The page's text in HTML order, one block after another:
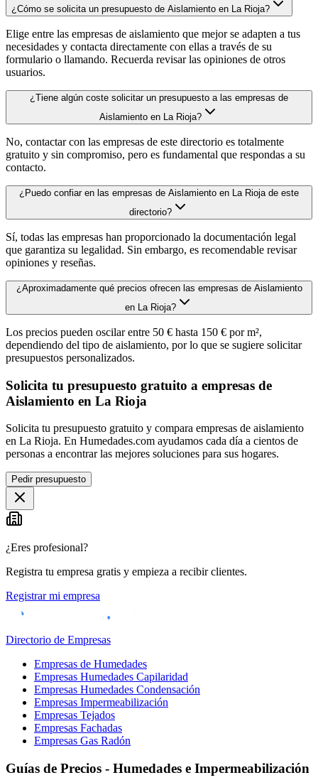
¿Cómo se solicita un presupuesto de Aislamiento en La Rioja?
Elige entre las empresas de aislamiento que mejor se adapten a tus
necesidades y contacta directamente con ellas a través de su
formulario o llamando. Recuerda revisar las opiniones de otros
usuarios.
¿Tiene algún coste solicitar un presupuesto a las empresas de
Aislamiento en La Rioja?
No, contactar con las empresas de este directorio es totalmente
gratuito y sin compromiso, pero es fundamental que respondas a su
contacto.
¿Puedo confiar en las empresas de Aislamiento en La Rioja de este
directorio?
Sí, todas las empresas han proporcionado la documentación legal
que garantiza su legalidad. Sin embargo, es recomendable revisar
opiniones y reseñas.
¿Aproximadamente qué precios ofrecen las empresas de Aislamiento
en La Rioja?
Los precios pueden oscilar entre 50 € hasta 150 € por m²,
dependiendo del tipo de aislamiento, por lo que se sugiere solicitar
presupuestos personalizados.
Solicita tu presupuesto gratuito a empresas de
Aislamiento en La Rioja
Solicita tu presupuesto gratuito y compara empresas de aislamiento
en La Rioja. En Humedades.com ayudamos cada día a cientos de
personas a encontrar las mejores soluciones para sus hogares.
Pedir presupuesto
¿Eres profesional?
Registra tu empresa gratis y empieza a recibir clientes.
Registrar mi empresa
Directorio de Empresas
Empresas de Humedades
Empresas Humedades Capilaridad
Empresas Humedades Condensación
Empresas Impermeabilización
Empresas Tejados
Empresas Fachadas
Empresas Gas Radón
Guías de Precios - Humedades e Impermeabilización